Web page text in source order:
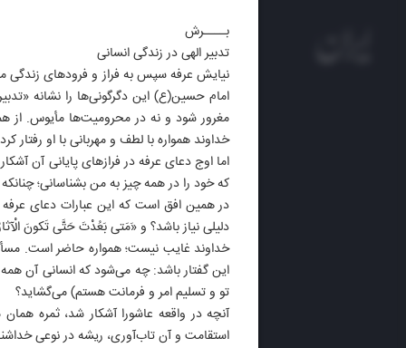
بــــرش
تدبیر الهی در زندگی انسانی
نیایش عرفه سپس به فراز و فرودهای زندگی
امام حسین(ع) این دگرگونی‌ها را نشانه
مغرور شود و نه در محرومیت‌ها مأیوس. از
خداوند همواره با لطف و مهربانی با او
اما اوج دعای عرفه در فرازهای پایانی آن
که خود را در همه چیز به من بشناسانی؛
در همین افق است که این عبارات دعای
دلیلی نیاز باشد؟ و «َمَتى بَعُدْتَ حَتَّى تَکونَ
خداوند غایب نیست؛ همواره حاضر است.
این گفتار باشد: چه می‌شود که انسانی آن
تو و تسلیم امر و فرمانت هستم) می‌گشاید؟
آنچه در واقعه عاشورا آشکار شد، ثمره
استقامت و آن تاب‌آوری، ریشه در نوعی
الوفاق